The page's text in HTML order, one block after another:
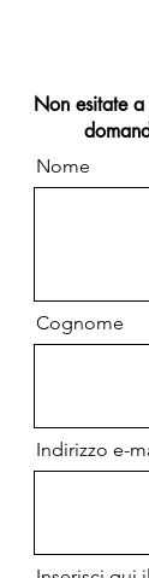
Non esitate
Nome
Cognome
Indirizzo e-